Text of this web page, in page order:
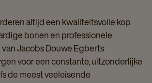
altijd een kwaliteitsvolle kop
bonen en professionele
Jacobs Douwe Egberts
voor een constante, uitzonderlijke
de meest veeleisende